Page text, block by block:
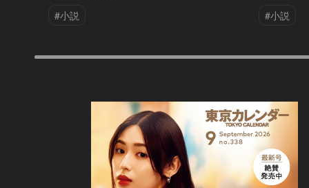
#小説 #小説